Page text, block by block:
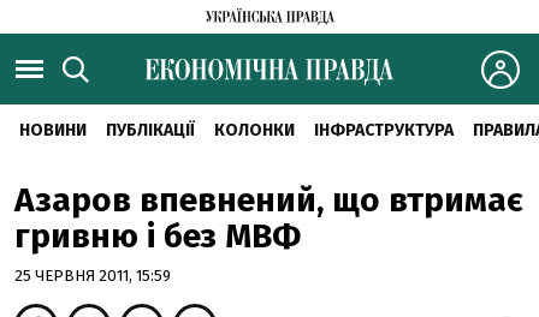
НОВИНИ ПУБЛІКАЦІЇ КОЛОНКИ ІНФРАСТРУКТУРА
Азаров впевнений, що втримає
гривню і без МВФ
25 ЧЕРВНЯ 2011, 15:59